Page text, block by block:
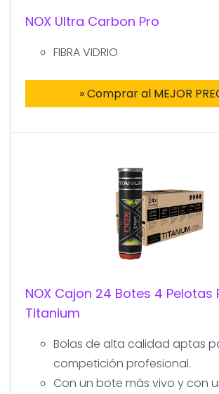
NOX Ultra Carbon Pro
FIBRA VIDRIO
» Comprar al MEJOR
NOX Cajon 24 Botes 4 Pelotas
Titanium
Bolas de alta calidad aptas
competición profesional.
Con un bote más vivo y con